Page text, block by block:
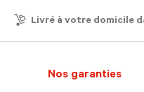
Livré à votre domicile
Nos garanties